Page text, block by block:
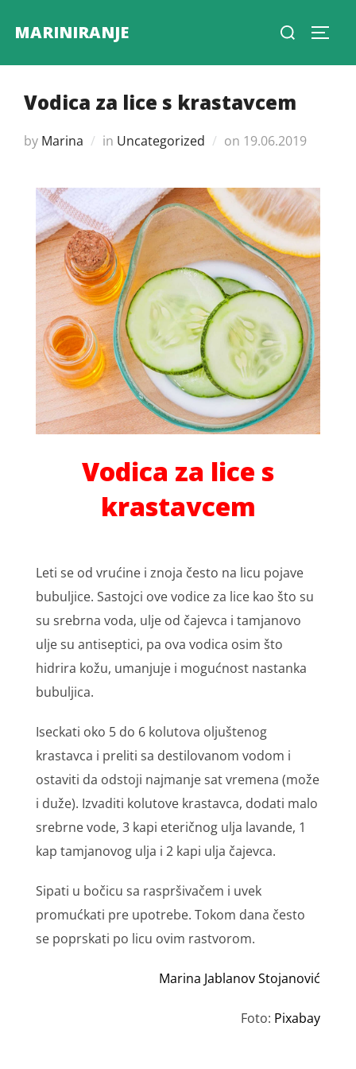
MARINIRANJE
Search
Vodica za lice s krastavcem
by Marina in Uncategorized on Posted
19.06.2019
Vodica za lice s
krastavcem
Leti se od vrućine i znoja često na licu pojave
bubuljice. Sastojci ove vodice za lice kao što su
su srebrna voda, ulјe od čajevca i tamjanovo
ulјe su antiseptici, pa ova vodica osim što
hidrira kožu, umanjuje i mogućnost nastanka
bubulјica.
Iseckati oko 5 do 6 kolutova olјuštenog
krastavca i preliti sa destilovanom vodom i
ostaviti da odstoji najmanje sat vremena (može
i duže). Izvaditi kolutove krastavca, dodati malo
srebrne vode, 3 kapi eteričnog ulјa lavande, 1
kap tamjanovog ulјa i 2 kapi ulјa čajevca.
Sipati u bočicu sa raspršivačem i uvek
promućkati pre upotrebe. Tokom dana često
se poprskati po licu ovim rastvorom.
Marina Jablanov Stojanović
Foto: Pixabay